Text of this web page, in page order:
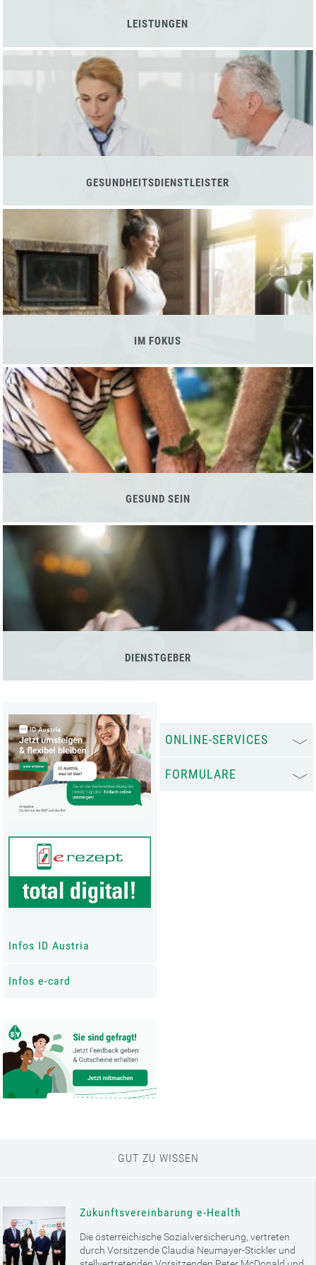
LEISTUNGEN
GESUNDHEITSDIENSTLEISTER
IM FOKUS
GESUND SEIN
DIENSTGEBER
Infos ID Austria
Infos e-card
ONLINE-SERVICES
FORMULARE
GUT ZU WISSEN
Zukunftsvereinbarung e-Health
Die österreichische Sozialversicherung, vertreten
durch Vorsitzende Claudia Neumayer-Stickler und